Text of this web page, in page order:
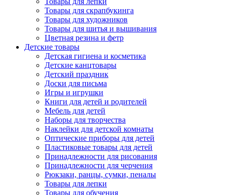
Товары для скрапбукинга
Товары для художников
Товары для шитья и вышивания
Цветная резина и фетр
Детские товары
Детская гигиена и косметика
Детские канцтовары
Детский праздник
Доски для письма
Игры и игрушки
Книги для детей и родителей
Мебель для детей
Наборы для творчества
Наклейки для детской комнаты
Оптические приборы для детей
Пластиковые товары для детей
Принадлежности для рисования
Принадлежности для черчения
Рюкзаки, ранцы, сумки, пеналы
Товары для лепки
Товары для обучения